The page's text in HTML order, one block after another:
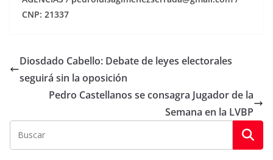
CNP: 21337
Diosdado Cabello: Debate de leyes electorales
seguirá sin la oposición
Pedro Castellanos se consagra Jugador de la
Semana en la LVBP